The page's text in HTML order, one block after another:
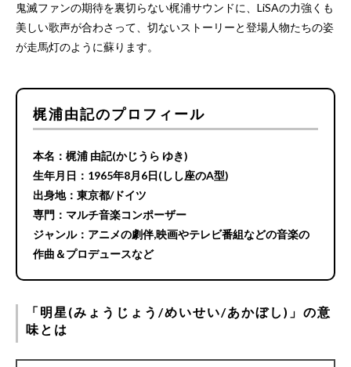
鬼滅ファンの期待を裏切らない梶浦サウンドに、LiSAの力強くも
美しい歌声が合わさって、切ないストーリーと登場人物たちの姿
が走馬灯のように蘇ります。
梶浦由記のプロフィール
本名：梶浦 由記(かじうら ゆき)
生年月日：1965年8月6日(しし座のA型)
出身地：東京都/ドイツ
専門：マルチ音楽コンポーザー
ジャンル：アニメの劇伴,映画やテレビ番組などの音楽の
作曲＆プロデュースなど
「明星(みょうじょう/めいせい/あかぼし)」の意
味とは